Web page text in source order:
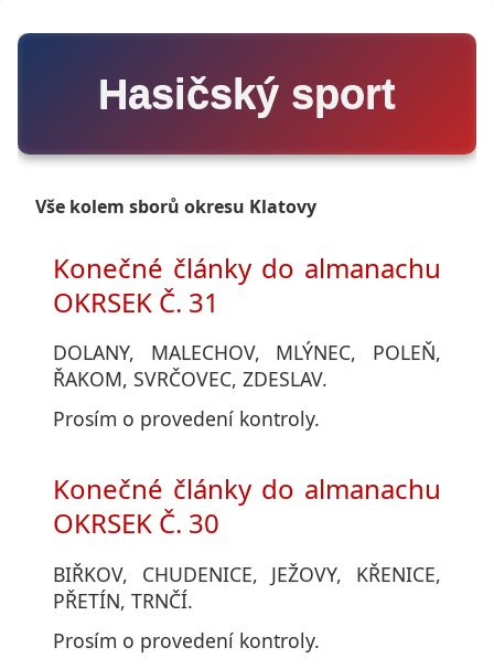
Hasičský sport
Vše kolem sborů okresu Klatovy
Konečné články do almanachu
OKRSEK Č. 31
DOLANY, MALECHOV, MLÝNEC, POLEŇ,
ŘAKOM, SVRČOVEC, ZDESLAV.
Prosím o provedení kontroly.
Konečné články do almanachu
OKRSEK Č. 30
BIŘKOV, CHUDENICE, JEŽOVY, KŘENICE,
PŘETÍN, TRNČÍ.
Prosím o provedení kontroly.